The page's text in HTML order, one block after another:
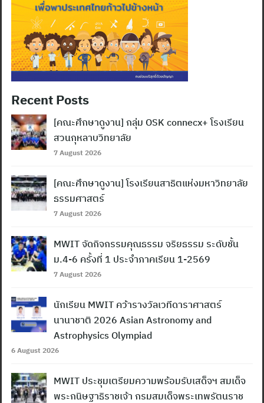
Recent Posts
[คณะศึกษาดูงาน] กลุ่ม OSK connecx+ โรงเรียน
สวนกุหลาบวิทยาลัย
7 August 2026
[คณะศึกษาดูงาน] โรงเรียนสาธิตแห่งมหาวิทยาลัย
ธรรมศาสตร์
7 August 2026
MWIT จัดกิจกรรมคุณธรรม จริยธรรม ระดับชั้น
ม.4-6 ครั้งที่ 1 ประจำภาคเรียน 1-2569
7 August 2026
นักเรียน MWIT คว้ารางวัลเวทีดาราศาสตร์
นานาชาติ 2026 Asian Astronomy and
Astrophysics Olympiad
6 August 2026
MWIT ประชุมเตรียมความพร้อมรับเสด็จฯ สมเด็จ
พระกนิษฐาธิราชเจ้า กรมสมเด็จพระเทพรัตนราช